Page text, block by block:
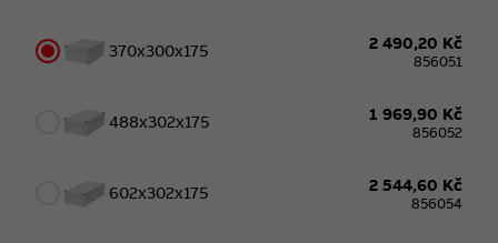
370x300x175 2 490,20 Kč
856051
488x302x175 1 969,90 Kč
856052
602x302x175 2 544,60 Kč
856054